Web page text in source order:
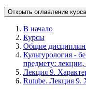
Открыть оглавление курса
В начало
Курсы
Общие
Культурология -
предмету: лекции,
Лекция 9.
Rutube. Лекция 9.